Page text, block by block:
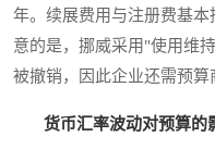
年。续展费用与注册费基
意的是，挪威采用"使用维
被撤销，因此企业还需预算
货币汇率波动对预算的